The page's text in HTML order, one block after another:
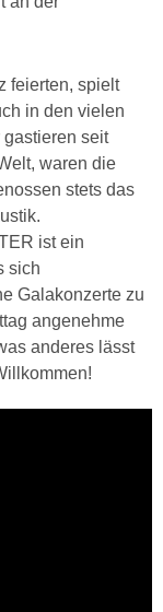
feierten, spielt
in den vielen
seit
waren die
stets das
ist ein
sich
Galakonzerte zu
angenehme
anderes lässt